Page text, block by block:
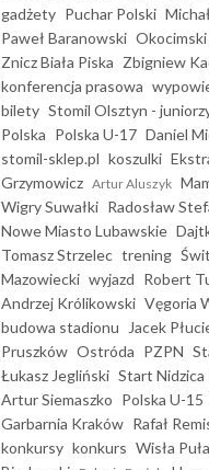
gadżety Puchar Polski
Paweł Baranowski Okocimski
Znicz Biała Piska Zbigniew
konferencja prasowa
bilety Stomil Olsztyn -
Polska Polska U-17 Daniel
stomil-sklep.pl koszulki
Grzymowicz Artur Aluszyk
Wigry Suwałki Radosław
Nowe Miasto Lubawskie
Tomasz Strzelec trening
Mazowiecki wyjazd Robert
Andrzej Królikowski Vęgoria
budowa stadionu
Jacek
Pruszków Ostróda PZPN
Łukasz Jegliński Start Nidzica
Artur Siemaszko Polska U-15
Garbarnia Kraków Rafał
konkursy konkurs Wisła